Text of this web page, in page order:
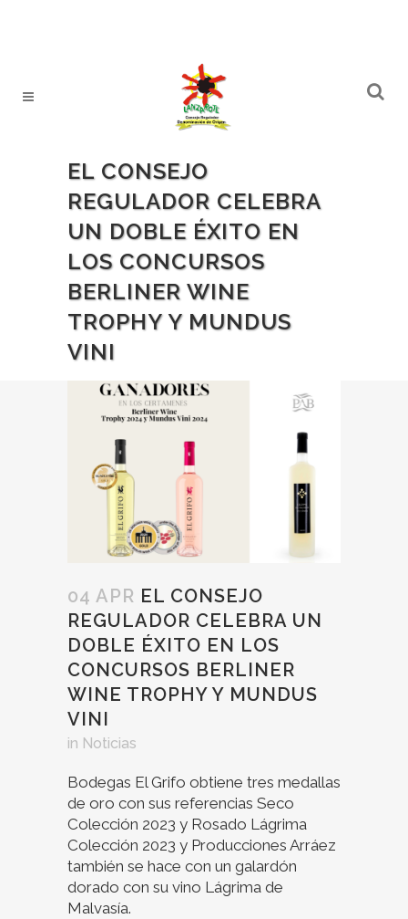
EL CONSEJO
REGULADOR CELEBRA
UN DOBLE ÉXITO EN
LOS CONCURSOS
BERLINER WINE
TROPHY Y MUNDUS
VINI
04 APR EL CONSEJO
REGULADOR CELEBRA UN
DOBLE ÉXITO EN LOS
CONCURSOS BERLINER
WINE TROPHY Y MUNDUS
VINI
in Noticias
Bodegas El Grifo obtiene tres medallas
de oro con sus referencias Seco
Colección 2023 y Rosado Lágrima
Colección 2023 y Producciones Arráez
también se hace con un galardón
dorado con su vino Lágrima de
Malvasía.